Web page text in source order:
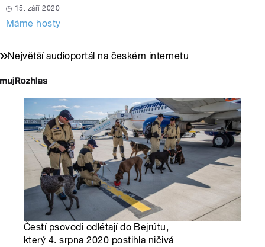
15. září 2020
Máme hosty
Největší audioportál na českém internetu
Čestí psovodi odlétají do Bejrútu,
který 4. srpna 2020 postihla ničivá